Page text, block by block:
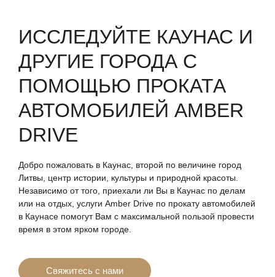
ИССЛЕДУЙТЕ КАУНАС И
ДРУГИЕ ГОРОДА С
ПОМОЩЬЮ ПРОКАТА
АВТОМОБИЛЕЙ AMBER
DRIVE
Добро пожаловать в Каунас, второй по величине город
Литвы, центр истории, культуры и природной красоты.
Независимо от того, приехали ли Вы в Каунас по делам
или на отдых, услуги Amber Drive по прокату автомобилей
в Каунасе помогут Вам с максимальной пользой провести
время в этом ярком городе.
Свяжитесь с нами